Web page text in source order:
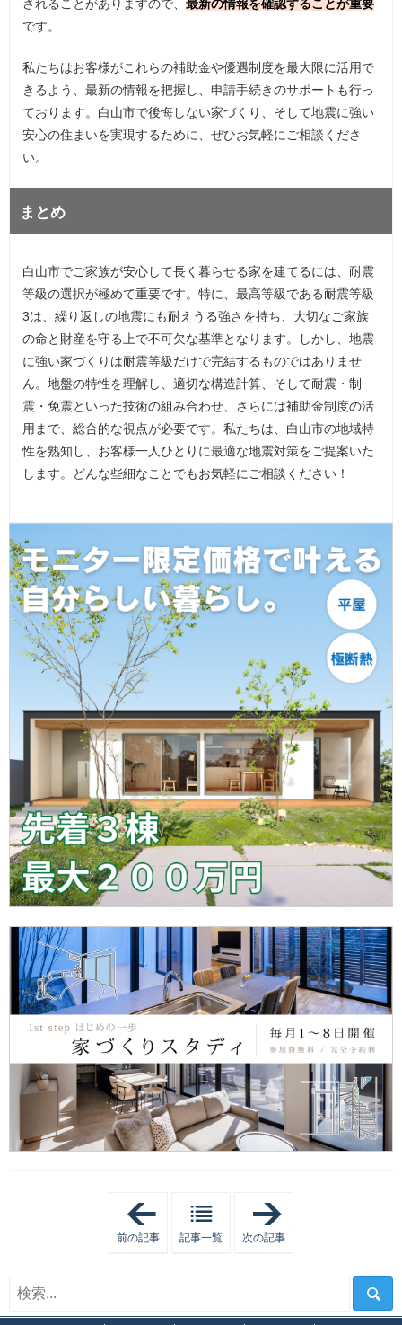
されることがありますので、最新の情報を確認することが重要
です。
私たちはお客様がこれらの補助金や優遇制度を最大限に活用で
きるよう、最新の情報を把握し、申請手続きのサポートも行っ
ております。白山市で後悔しない家づくり、そして地震に強い
安心の住まいを実現するために、ぜひお気軽にご相談くださ
い。
まとめ
白山市でご家族が安心して長く暮らせる家を建てるには、耐震
等級の選択が極めて重要です。特に、最高等級である耐震等級
3は、繰り返しの地震にも耐えうる強さを持ち、大切なご家族
の命と財産を守る上で不可欠な基準となります。しかし、地震
に強い家づくりは耐震等級だけで完結するものではありませ
ん。地盤の特性を理解し、適切な構造計算、そして耐震・制
震・免震といった技術の組み合わせ、さらには補助金制度の活
用まで、総合的な視点が必要です。私たちは、白山市の地域特
性を熟知し、お客様一人ひとりに最適な地震対策をご提案いた
します。どんな些細なことでもお気軽にご相談ください！
「
前の記事 記事一覧
市
次の記事